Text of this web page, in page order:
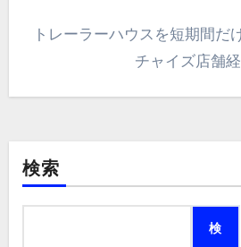
トレーラーハウスを短期間だ
チャイズ店舗
検索
検